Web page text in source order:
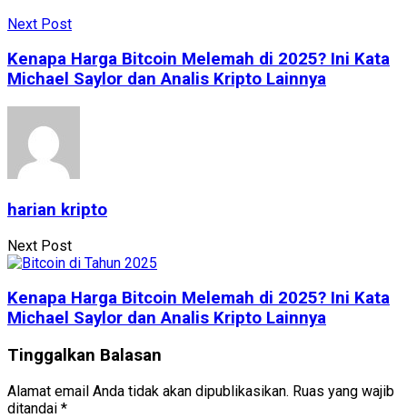
Next Post
Kenapa Harga Bitcoin Melemah di 2025? Ini Kata
Michael Saylor dan Analis Kripto Lainnya
harian kripto
Next Post
Kenapa Harga Bitcoin Melemah di 2025? Ini Kata
Michael Saylor dan Analis Kripto Lainnya
Tinggalkan Balasan
Alamat email Anda tidak akan dipublikasikan. Ruas yang wajib
ditandai *